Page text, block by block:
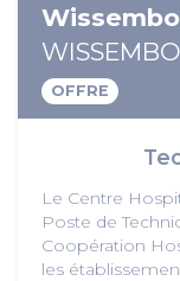
OFFRE
Le Centre
Poste de
Coopération
les